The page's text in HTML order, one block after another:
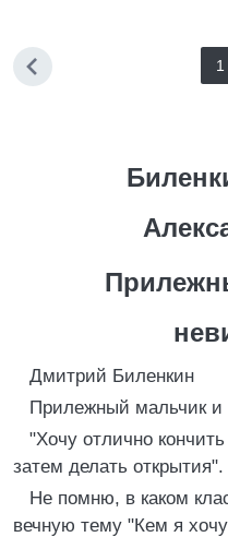
1
Дмитрий Биленкин
Прилежный мальчик и
"Хочу отлично
затем делать открытия".
Не помню, в каком
вечную тему "Кем я